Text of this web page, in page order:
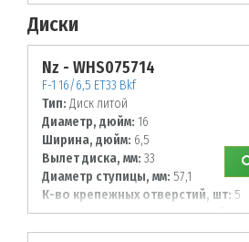
Диски
Nz - WHS075714
F-1 16/6,5 ET33 Bkf
Тип: Диск литой
Диаметр, дюйм: 16
Ширина, дюйм: 6,5
Вылет диска, мм: 33
Диаметр ступицы, мм: 57,1
К-во крепежных отверстий, шт: 5
Диаметр располож. отверстий,
112
По заданным параметрам товары не